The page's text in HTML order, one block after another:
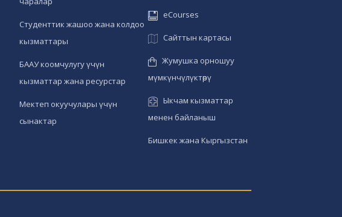
Студенттик жашоо жана колдоо
кызматтары
БААУ коомчулугу үчүн
кызматтар жана ресурстар
Мектеп окуучулары үчүн
сынактар
eCourses
Сайттын картасы
Жумушка орношуу
мүмкүнчүлүктөрү
Ыкчам кызматтар
менен байланыш
Бишкек жана Кыргызстан